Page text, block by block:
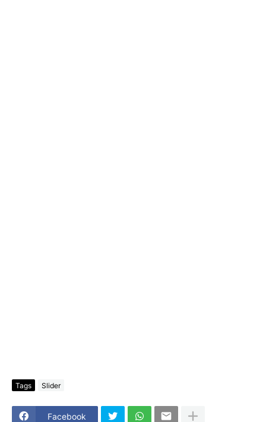
Tags Slider
Facebook